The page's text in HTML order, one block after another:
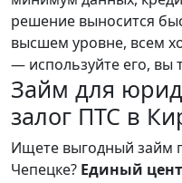
решение выносится
высшем уровне, всем
— используйте его, вы
Займ для
залог ПТС в
Ищете выгодный займ
Чепецке? Единый